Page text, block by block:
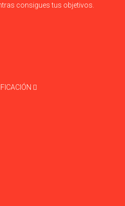
consigues tus objetivos.